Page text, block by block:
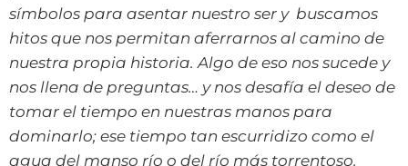
símbolos para asentar nuestro ser y buscamos
hitos que nos permitan aferrarnos al camino de
nuestra propia historia. Algo de eso nos sucede y
nos llena de preguntas… y nos desafía el deseo de
tomar el tiempo en nuestras manos para
dominarlo; ese tiempo tan escurridizo como el
agua del manso río o del río más torrentoso.